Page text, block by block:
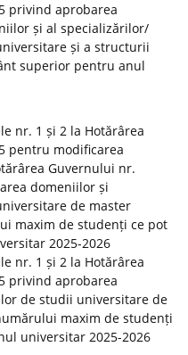
privind aprobarea
și al specializărilor/
și a structurii
superior pentru anul
nr. 1 și 2 la Hotărârea
pentru modificarea
Guvernului nr.
domeniilor și
de master
maxim de studenți ce pot
2025-2026
nr. 1 și 2 la Hotărârea
privind aprobarea
de studii universitare de
maxim de studenți
universitar 2025-2026